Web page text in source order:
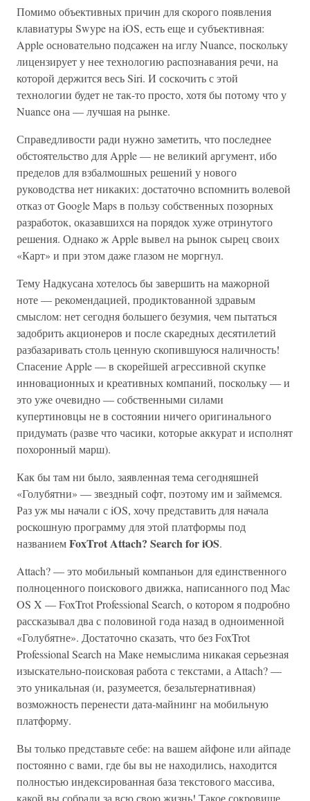
Помимо объективных причин для скорого появления
клавиатуры Swype на iOS, есть еще и субъективная:
Apple основательно подсажен на иглу Nuance, поскольку
лицензирует у нее технологию распознавания речи, на
которой держится весь Siri. И соскочить с этой
технологии будет не так-то просто, хотя бы потому что у
Nuance она — лучшая на рынке.
Справедливости ради нужно заметить, что последнее
обстоятельство для Apple — не великий аргумент, ибо
пределов для взбалмошных решений у нового
руководства нет никаких: достаточно вспомнить волевой
отказ от Google Maps в пользу собственных позорных
разработок, оказавшихся на порядок хуже отринутого
решения. Однако ж Apple вывел на рынок сырец своих
«Карт» и при этом даже глазом не моргнул.
Тему Надкусана хотелось бы завершить на мажорной
ноте — рекомендацией, продиктованной здравым
смыслом: нет сегодня большего безумия, чем пытаться
задобрить акционеров и после скаредных десятилетий
разбазаривать столь ценную скопившуюся наличность!
Спасение Apple — в скорейшей агрессивной скупке
инновационных и креативных компаний, поскольку — и
это уже очевидно — собственными силами
купертиновцы не в состоянии ничего оригинального
придумать (разве что часики, которые аккурат и исполнят
похоронный марш).
Как бы там ни было, заявленная тема сегодняшней
«Голубятни» — звездный софт, поэтому им и займемся.
Раз уж мы начали с iOS, хочу представить для начала
роскошную программу для этой платформы под
названиемFoxTrot Attach? Search for iOS.
Attach? — это мобильный компаньон для единственного
полноценного поискового движка, написанного под Mac
OS X — FoxTrot Professional Search, о котором я подробно
рассказывал два с половиной года назад в одноименной
«Голубятне». Достаточно сказать, что без FoxTrot
Professional Search на Маке немыслима никакая серьезная
изыскательно-поисковая работа с текстами, а Attach? —
это уникальная (и, разумеется, безальтернативная)
возможность перенести дата-майнинг на мобильную
платформу.
Вы только представьте себе: на вашем айфоне или айпаде
постоянно с вами, где бы вы не находились, находится
полностью индексированная база текстового массива,
какой вы собрали за всю свою жизнь! Такое сокровище